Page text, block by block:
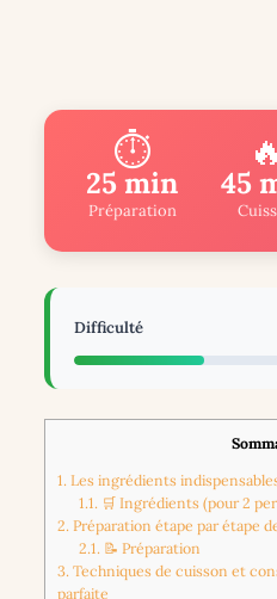
⏱️
25 min
Préparation
45
Difficulté
1.Les ingrédients
1.1. 🛒 Ingrédients (pour 2
2.Préparation étape par étape
2.1. 📝 Préparation
3.Techniques de cuisson et
parfaite